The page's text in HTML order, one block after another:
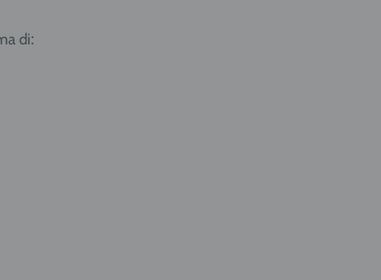
di effettuare la prenotazione per
dell'ordine e vieni in Via
di: